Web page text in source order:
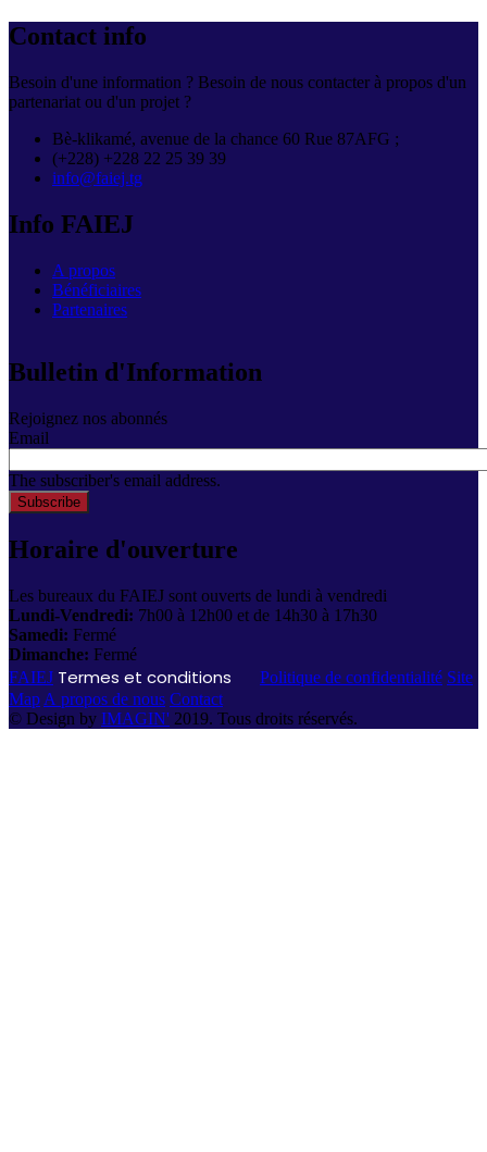
Contact info
Besoin d'une information ? Besoin de nous contacter à propos d'un
partenariat ou d'un projet ?
Bè-klikamé, avenue de la chance 60 Rue 87AFG ;
(+228) +228 22 25 39 39
info@faiej.tg
Info FAIEJ
A propos
Bénéficiaires
Partenaires
Bulletin d'Information
Rejoignez nos abonnés
Email
The subscriber's email address.
Horaire d'ouverture
Les bureaux du FAIEJ sont ouverts de lundi à vendredi
Lundi-Vendredi: 7h00 à 12h00 et de 14h30 à 17h30
Samedi: Fermé
Dimanche: Fermé
FAIEJ Termes et conditions Politique de confidentialité Site
Map A propos de nous Contact
© Design by IMAGIN' 2019. Tous droits réservés.